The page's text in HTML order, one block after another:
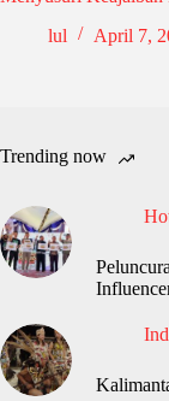
lul
April 7,
Trending now